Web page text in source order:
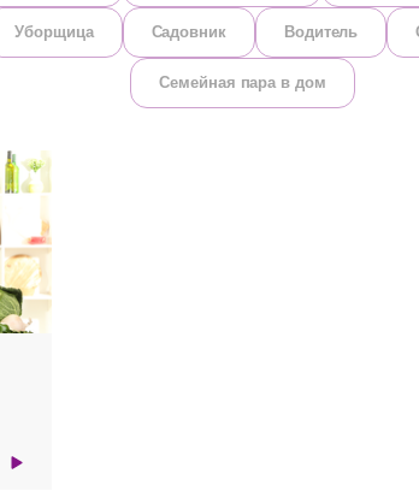
Уборщица Садовник Водитель
Семейная пара в дом